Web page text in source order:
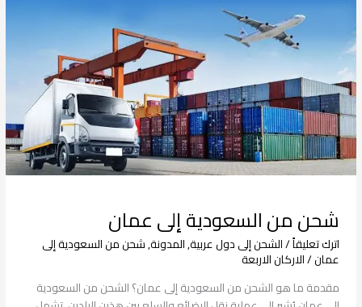
شحن من السعودية إلى عمان
اترك تعليقاً/الشحن إلى دول عربية,المدونة,شحن من السعودية إلى
عمان/الاركان الاربعة
مقدمة ما هو الشحن من السعودية إلى عمان؟ الشحن من السعودية
السعودية
إلى
عمان